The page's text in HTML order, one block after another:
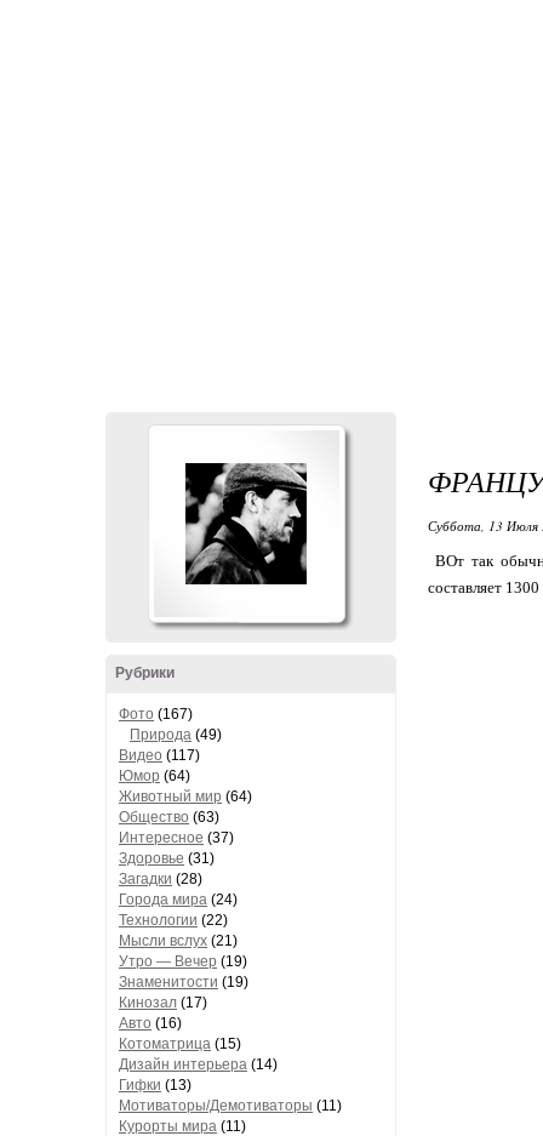
Рубрики
Фото (167)
Природа (49)
Видео (117)
Юмор (64)
Животный мир (64)
Общество (63)
Интересное (37)
Здоровье (31)
Загадки (28)
Города мира (24)
Технологии (22)
Мысли вслух (21)
Утро — Вечер (19)
Знаменитости (19)
Кинозал (17)
Авто (16)
Котоматрица (15)
Дизайн интерьера (14)
Гифки (13)
Мотиваторы/Демотиваторы (11)
Курорты мира (11)
Суббота, 13 Июля
ВОт так
составляет